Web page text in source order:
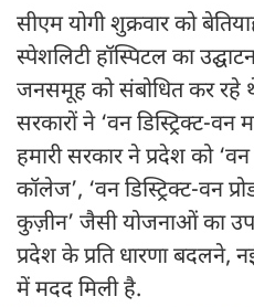
सीएम योगी शुक्रवार को
स्पेशलिटी हॉस्पिटल का
जनसमूह को संबोधित कर रहे
सरकारों ने ‘वन डिस्ट्रिक्ट-वन
हमारी सरकार ने प्रदेश को
कॉलेज’, ‘वन डिस्ट्रिक्ट-वन
कुज़ीन’ जैसी योजनाओं का
प्रदेश के प्रति धारणा
में मदद मिली है.